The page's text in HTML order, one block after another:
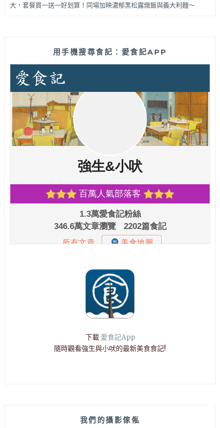
大，套餐買一送一好划算！同場加映濃郁黑松露燉飯與義大利麵～
用手機搜尋食記：愛食記APP
下載 愛食記App
隨時觀看強生與小吠的最新美食食記!
我們的攝影傢俬